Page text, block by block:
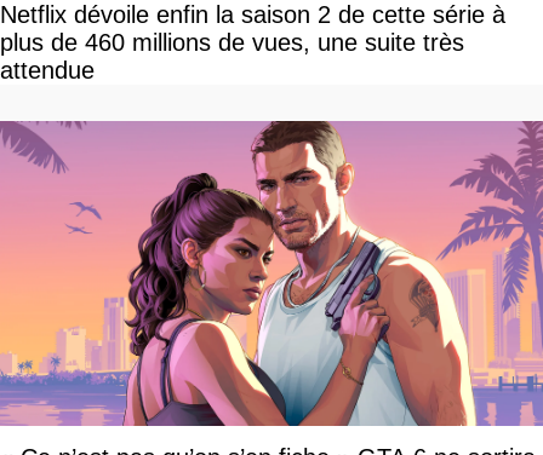
Netflix dévoile enfin la saison 2 de cette série à
plus de 460 millions de vues, une suite très
attendue